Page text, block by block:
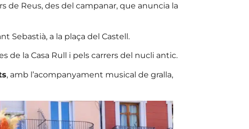
de Reus, des del campanar, que anuncia la
Sebastià, a la plaça del Castell.
de la Casa Rull i pels carrers del nucli antic.
, amb l’acompanyament musical de gralla,